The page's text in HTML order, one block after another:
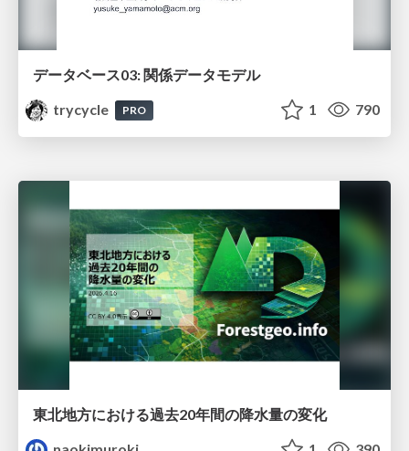
データベース03: 関係データモデル
trycycle
PRO 1 790
東北地方における過去20年間の降水量の変化